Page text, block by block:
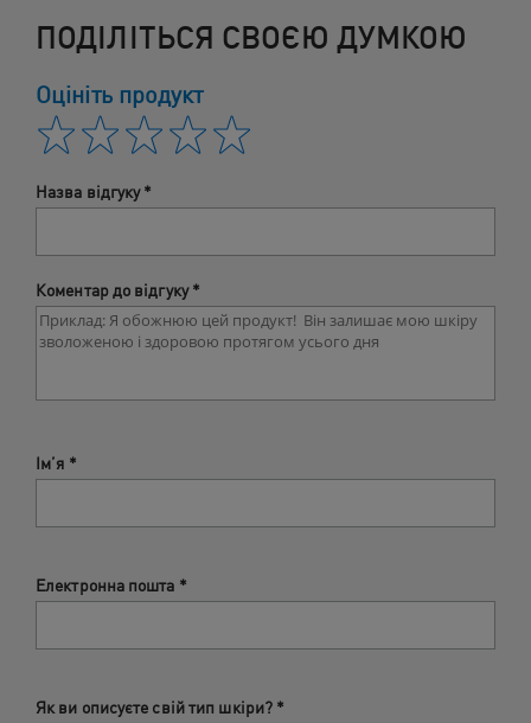
ПОДІЛІТЬСЯ СВОЄЮ ДУМКОЮ
Оцініть продукт
Назва відгуку*
Коментар до відгуку*
Ім’я *
Електронна пошта *
Як ви описуєте свій тип шкіри? *